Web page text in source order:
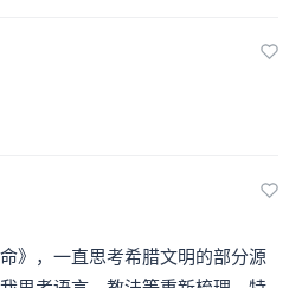
》，一直思考希腊文明的部分源